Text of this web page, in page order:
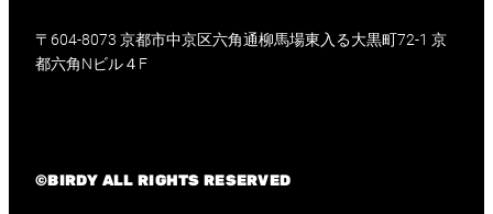
〒604-8073 京都市中京区六角通柳馬場東入る大黒町72-1 京
都六角Nビル４F
©BIRDY ALL RIGHTS RESERVED